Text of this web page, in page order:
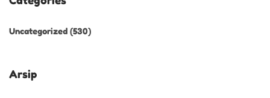
Uncategorized (530)
Arsip